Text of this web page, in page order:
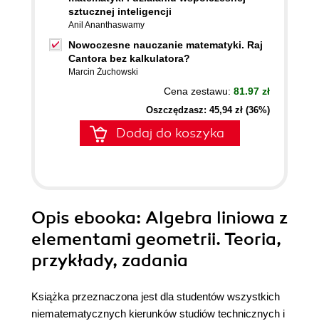
sztucznej inteligencji
Anil Ananthaswamy
Nowoczesne nauczanie matematyki. Raj
Cantora bez kalkulatora?
Marcin Żuchowski
Cena zestawu: 81.97 zł
Oszczędzasz: 45,94 zł (36%)
Dodaj do koszyka
Opis ebooka: Algebra liniowa z
elementami geometrii. Teoria,
przykłady, zadania
Książka przeznaczona jest dla studentów wszystkich
niematematycznych kierunków studiów technicznych i